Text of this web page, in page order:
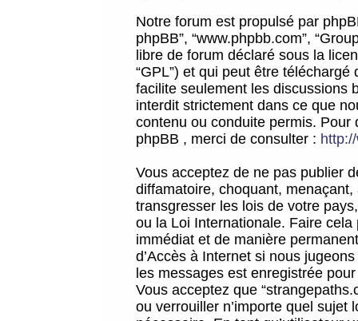
Notre forum est propulsé par
phpBB”, “www.phpbb.com”,
libre de forum déclaré sous la
“GPL”) et qui peut être téléchargé
facilite seulement les discussions
interdit strictement dans ce que
contenu ou conduite permis.
phpBB , merci de consulter :
Vous acceptez de ne pas publier
diffamatoire, choquant,
transgresser les lois de votre
ou la Loi Internationale. Faire
immédiat et de manière
d’Accès à Internet si nous
les messages est enregistrée
Vous acceptez que
ou verrouiller n’importe quel sujet